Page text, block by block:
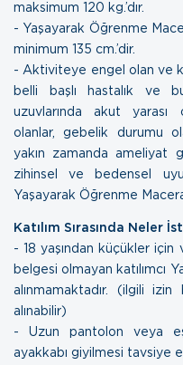
maksimum 120 kg.’dır.
- Yaşayarak Öğrenme
minimum 135 cm.’dir.
- Aktiviteye engel olan ve
belli başlı hastalık ve
uzuvlarında akut yarası
olanlar, gebelik durumu
yakın zamanda ameliyat
zihinsel ve bedensel
Yaşayarak Öğrenme
Katılım Sırasında Neler
- 18 yaşından küçükler
belgesi olmayan katılımcı
alınmamaktadır. (ilgili
alınabilir)
- Uzun pantolon veya
ayakkabı giyilmesi tavsiye